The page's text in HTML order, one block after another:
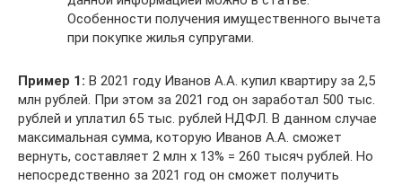
Особенности получения имущественного вычета
при покупке жилья супругами.
Пример 1: В 2021 году Иванов А.А. купил квартиру за 2,5
млн рублей. При этом за 2021 год он заработал 500 тыс.
рублей и уплатил 65 тыс. рублей НДФЛ. В данном случае
максимальная сумма, которую Иванов А.А. сможет
вернуть, составляет 2 млн х 13% = 260 тысяч рублей. Но
непосредственно за 2021 год он сможет получить